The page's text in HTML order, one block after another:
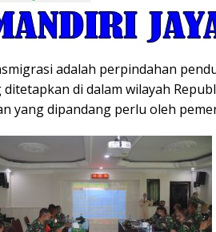
adalah perpindahan
ditetapkan di dalam wilayah
yang dipandang perlu oleh